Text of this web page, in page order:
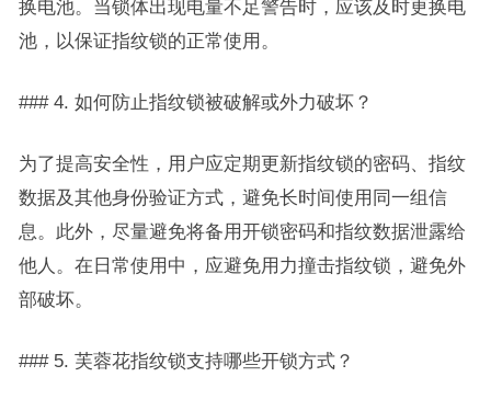
换电池。当锁体出现电量不足警告时，应该及时更换电
池，以保证指纹锁的正常使用。
### 4. 如何防止指纹锁被破解或外力破坏？
为了提高安全性，用户应定期更新指纹锁的密码、指纹
数据及其他身份验证方式，避免长时间使用同一组信
息。此外，尽量避免将备用开锁密码和指纹数据泄露给
他人。在日常使用中，应避免用力撞击指纹锁，避免外
部破坏。
### 5. 芙蓉花指纹锁支持哪些开锁方式？